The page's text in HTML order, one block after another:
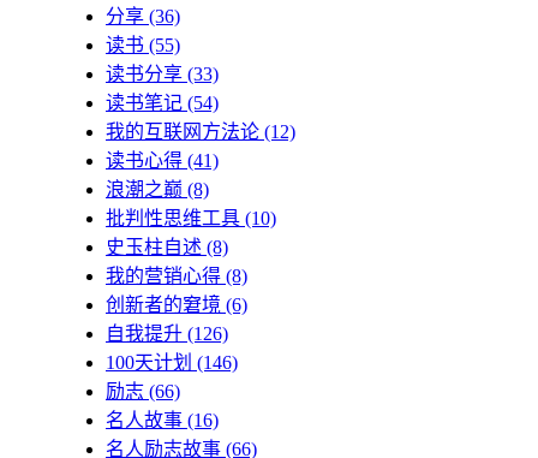
分享 (36)
读书 (55)
读书分享 (33)
读书笔记 (54)
我的互联网方法论 (12)
读书心得 (41)
浪潮之巅 (8)
批判性思维工具 (10)
史玉柱自述 (8)
我的营销心得 (8)
创新者的窘境 (6)
自我提升 (126)
100天计划 (146)
励志 (66)
名人故事 (16)
名人励志故事 (66)